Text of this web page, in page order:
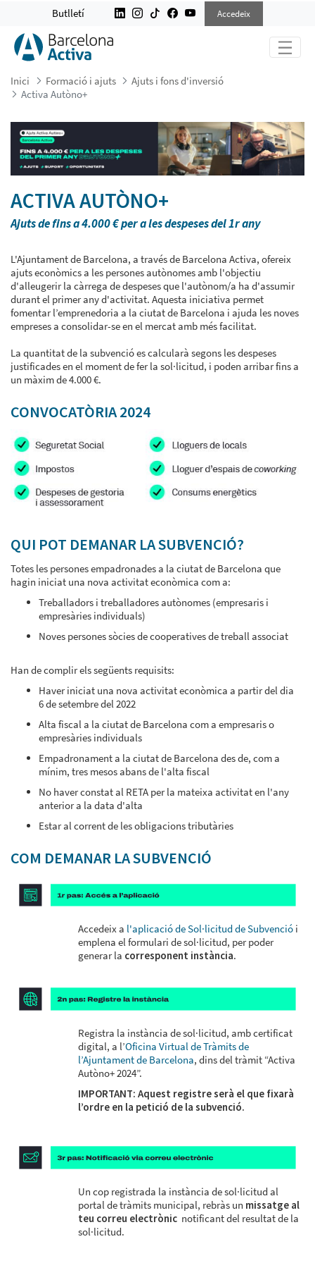
ACTIVA AUTÒNO+
Butlletí Accedeix
Inici Formació i ajuts
Ajuts i fons d'inversió
Activa Autòno+
ACTIVA AUTÒNO+
Ajuts de fins a 4.000 € per a les despeses del 1r any
L'Ajuntament de Barcelona, a través de Barcelona Activa, ofereix
ajuts econòmics a les persones autònomes amb l'objectiu
d'alleugerir la càrrega de despeses que l'autònom/a ha d'assumir
durant el primer any d'activitat. Aquesta iniciativa permet
fomentar l’emprenedoria a la ciutat de Barcelona i ajuda les noves
empreses a consolidar-se en el mercat amb més facilitat.
La quantitat de la subvenció es calcularà segons les despeses
justificades en el moment de fer la sol·licitud, i poden arribar fins a
un màxim de 4.000 €.
CONVOCATÒRIA 2024
QUI POT DEMANAR LA SUBVENCIÓ?
Totes les persones empadronades a la ciutat de Barcelona que
hagin iniciat una nova activitat econòmica com a:
Treballadors i treballadores autònomes (empresaris i
empresàries individuals)
Noves persones sòcies de cooperatives de treball associat
Han de complir els següents requisits:
Haver iniciat una nova activitat econòmica a partir del dia
6 de setembre del 2022
Alta fiscal a la ciutat de Barcelona com a empresaris o
empresàries individuals
Empadronament a la ciutat de Barcelona des de, com a
mínim, tres mesos abans de l'alta fiscal
No haver constat al RETA per la mateixa activitat en l'any
anterior a la data d'alta
Estar al corrent de les obligacions tributàries
COM DEMANAR LA SUBVENCIÓ
Accedeix a l'aplicació de Sol·licitud de Subvenció i
emplena el formulari de sol·licitud, per poder
generar la corresponent instància.
Registra la instància de sol·licitud, amb certificat
digital, a l’Oficina Virtual de Tràmits de
l’Ajuntament de Barcelona, dins del tràmit “Activa
Autòno+ 2024”.
IMPORTANT: Aquest registre serà el que fixarà
l’ordre en la petició de la subvenció.
Un cop registrada la instància de sol·licitud al
portal de tràmits municipal, rebràs un missatge al
teu correu electrònic notificant del resultat de la
sol·licitud.